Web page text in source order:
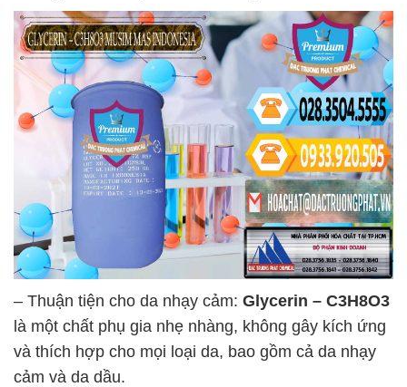
– Thuận tiện cho da nhạy cảm: Glycerin – C3H8O3
là một chất phụ gia nhẹ nhàng, không gây kích ứng
và thích hợp cho mọi loại da, bao gồm cả da nhạy
cảm và da dầu.